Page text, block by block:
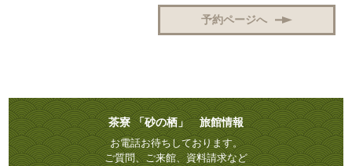
予約ページへ
茶寮 「砂の栖」 旅館情報
お電話お待ちしております。
ご質問、ご来館、資料請求など